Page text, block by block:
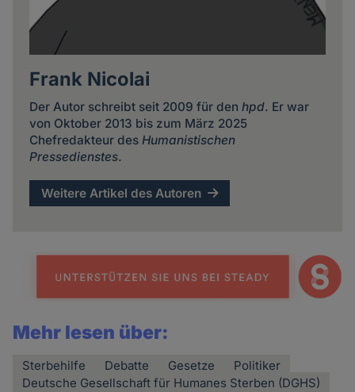
Frank Nicolai
Der Autor schreibt seit 2009 für den hpd. Er war
von Oktober 2013 bis zum März 2025
Chefredakteur des Humanistischen
Pressedienstes.
Weitere Artikel des Autoren
Mehr lesen über:
Sterbehilfe Debatte Gesetze
Politiker
Deutsche Gesellschaft für Humanes Sterben (DGHS)